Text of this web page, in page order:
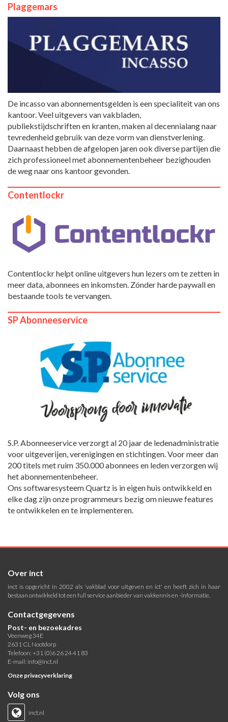
Plaggemars
De incasso van abonnementsgelden is een specialiteit van ons
kantoor. Veel uitgevers van vakbladen,
publiekstijdschriften en kranten, maken al decennialang naar
tevredenheid gebruik van deze vorm van dienstverlening.
Daarnaast hebben de afgelopen jaren ook diverse partijen die
zich professioneel met abonnementenbeheer bezighouden
de weg naar ons kantoor gevonden.
Contentlockr
Contentlockr helpt online uitgevers hun lezers om te zetten in
meer data, abonnees en inkomsten. Zónder harde paywall en
bestaande tools te vervangen.
SP Abonneeservice
S.P. Abonneeservice verzorgt al 20 jaar de ledenadministratie
voor uitgeverijen, verenigingen en stichtingen. Voor meer dan
200 titels met ruim 350.000 abonnees en leden verzorgen wij
het abonnementenbeheer.
Ons softwaresysteem Quartz is in eigen huis ontwikkeld en
elke dag zijn onze programmeurs bezig om nieuwe features
te ontwikkelen en te implementeren.
Over inct
inct is opgericht in 2002 als 'vakblad voor uitgeven en ict' en heeft zich in haar
bestaan ontwikkeld tot een full service aanbieder van vakkennis en -informatie.
Contactgegevens
Post- en bezoekadres
Veenweg 34E
2631 CL Nootdorp
Telefoon: +31 (0)6 26 24 41 83
E-mail: info@inct.nl
Onze privacyverklaring
Volg ons
inct.nl